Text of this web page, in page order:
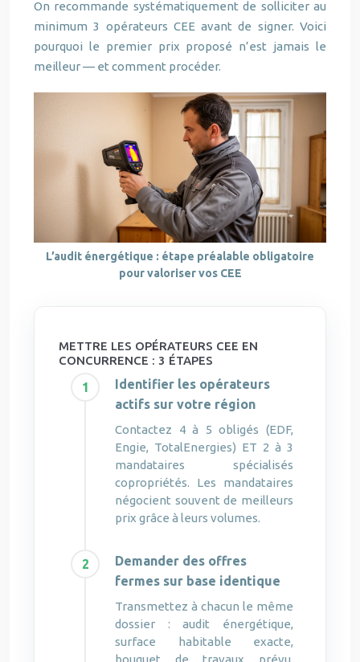
On recommande systématiquement de solliciter au
minimum 3 opérateurs CEE avant de signer. Voici
pourquoi le premier prix proposé n’est jamais le
meilleur — et comment procéder.
L’audit énergétique : étape préalable obligatoire
pour valoriser vos CEE
METTRE LES OPÉRATEURS CEE EN
CONCURRENCE : 3 ÉTAPES
Identifier les opérateurs
actifs sur votre région
Contactez 4 à 5 obligés (EDF,
Engie, TotalEnergies) ET 2 à 3
mandataires spécialisés
copropriétés. Les mandataires
négocient souvent de meilleurs
prix grâce à leurs volumes.
Demander des offres
fermes sur base identique
Transmettez à chacun le même
dossier : audit énergétique,
surface habitable exacte,